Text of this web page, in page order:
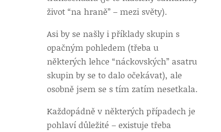
život “na hraně” – mezi světy).
Asi by se našly i příklady skupin s
opačným pohledem (třeba u
některých lehce “náckovských” asatru
skupin by se to dalo očekávat), ale
osobně jsem se s tím zatím nesetkala.
Každopádně v některých případech je
pohlaví důležité – existuje třeba